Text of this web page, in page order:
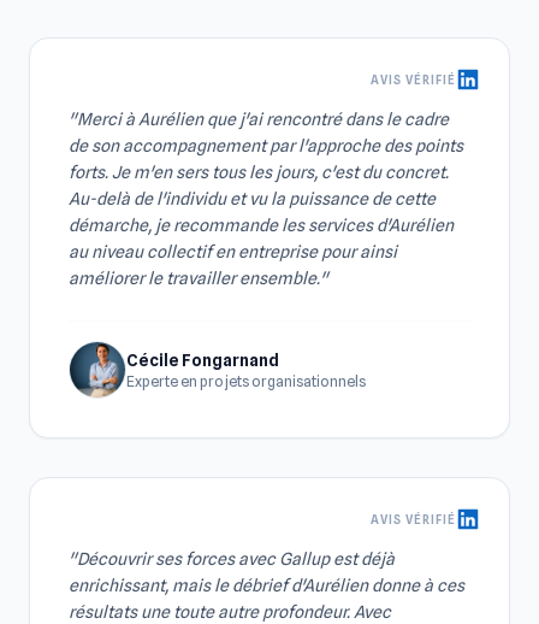
AVIS VÉRIFIÉ
"Merci à Aurélien que j'ai rencontré dans le cadre
de son accompagnement par l'approche des points
forts. Je m'en sers tous les jours, c'est du concret.
Au-delà de l'individu et vu la puissance de cette
démarche, je recommande les services d'Aurélien
au niveau collectif en entreprise pour ainsi
améliorer le travailler ensemble."
Cécile Fongarnand
Experte en projets organisationnels
AVIS VÉRIFIÉ
"Découvrir ses forces avec Gallup est déjà
enrichissant, mais le débrief d'Aurélien donne à ces
résultats une toute autre profondeur. Avec